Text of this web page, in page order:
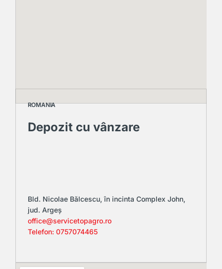
ROMANIA
Depozit cu vânzare
Bld. Nicolae Bălcescu, în incinta Complex John,
jud. Argeș
office@servicetopagro.ro
Telefon: 0757074465